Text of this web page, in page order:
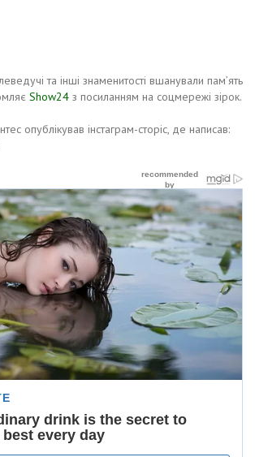
та інші знаменитості вшанували пам’ять
Show24 з посиланням на соцмережі зірок.
опублікував інстаграм-сторіс, де написав: